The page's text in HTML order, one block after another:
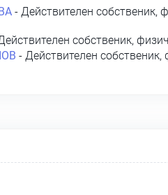
- Действителен собственик,
собственик,
- Действителен собственик,